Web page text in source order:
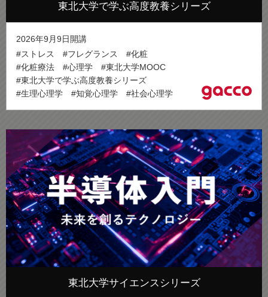
東北大学で学ぶ高度教養シリーズ
2026年9月9日開講
#ストレス
#フレグランス
#化粧
#化粧療法
#心理学
#東北大学MOOC
#東北大学で学ぶ高度教養シリーズ
#生理心理学
#知覚心理学 #社会心理学
東北大学サイエンスシリーズ